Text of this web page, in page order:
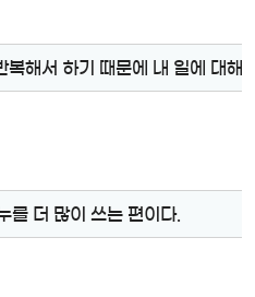
복해서 하기 때문에 내 일에 대해
를 더 많이 쓰는 편이다.